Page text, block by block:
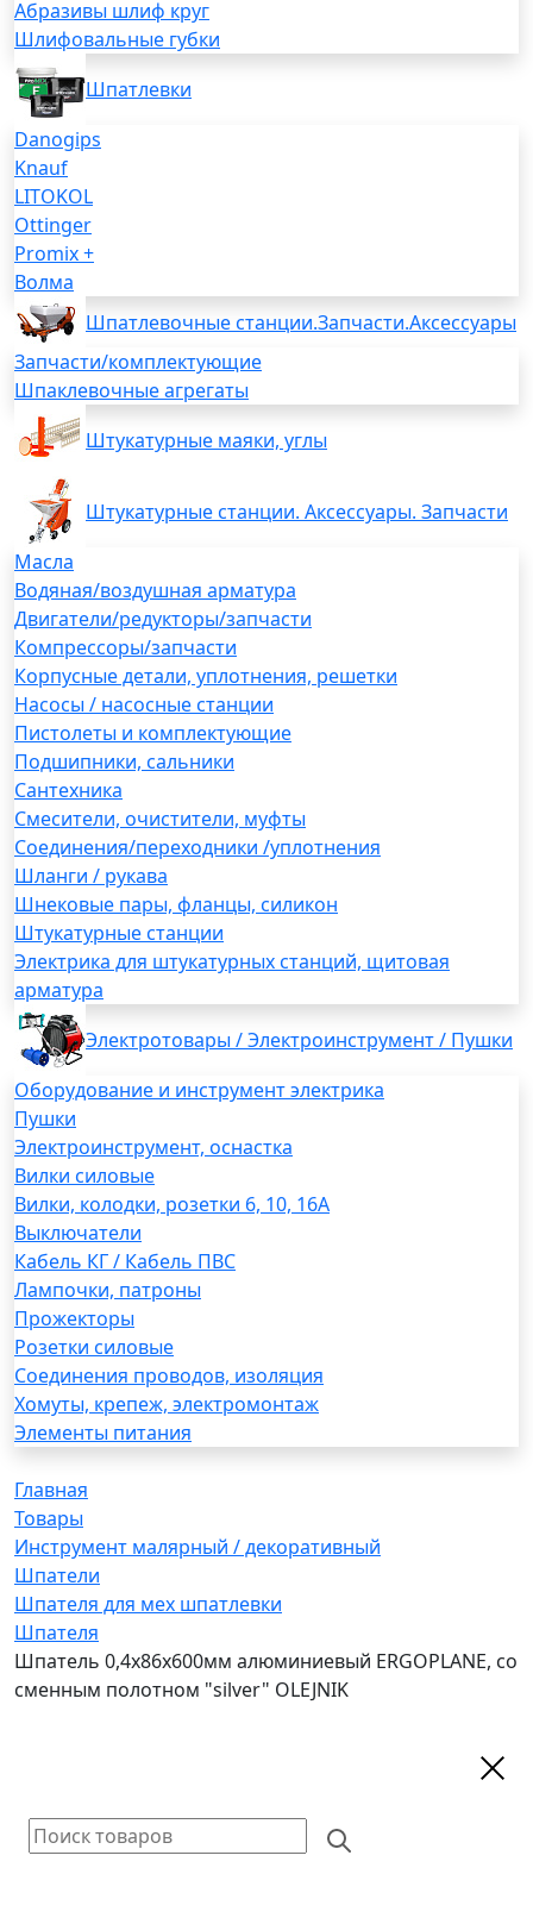
Абразивы шлиф круг
Шлифовальные губки
Шпатлевки
Danogips
Knauf
LITOKOL
Ottinger
Promix +
Волма
Шпатлевочные станции.Запчасти.Аксессуары
Запчасти/комплектующие
Шпаклевочные агрегаты
Штукатурные маяки, углы
Штукатурные станции. Аксессуары. Запчасти
Масла
Водяная/воздушная арматура
Двигатели/редукторы/запчасти
Компрессоры/запчасти
Корпусные детали, уплотнения, решетки
Насосы / насосные станции
Пистолеты и комплектующие
Подшипники, сальники
Сантехника
Смесители, очистители, муфты
Соединения/переходники /уплотнения
Шланги / рукава
Шнековые пары, фланцы, силикон
Штукатурные станции
Электрика для штукатурных станций, щитовая
арматура
Электротовары / Электроинструмент / Пушки
Оборудование и инструмент электрика
Пушки
Электроинструмент, оснастка
Вилки силовые
Вилки, колодки, розетки 6, 10, 16А
Выключатели
Кабель КГ / Кабель ПВС
Лампочки, патроны
Прожекторы
Розетки силовые
Соединения проводов, изоляция
Хомуты, крепеж, электромонтаж
Элементы питания
Главная
Товары
Инструмент малярный / декоративный
Шпатели
Шпателя для мех шпатлевки
Шпателя
Шпатель 0,4х86х600мм алюминиевый ERGOPLANE, со
сменным полотном "silver" OLEJNIK